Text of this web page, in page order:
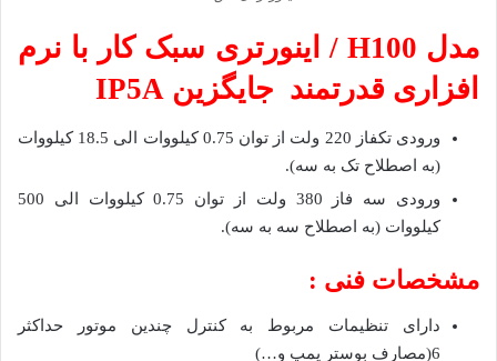
مدل H100 / اینورتری سبک کار با نرم
افزاری قدرتمند جایگزین IP5A
ورودی تکفاز 220 ولت از توان 0.75 کیلووات الی 18.5 کیلووات
(به اصطلاح تک به سه).
ورودی سه فاز 380 ولت از توان 0.75 کیلووات الی 500
کیلووات (به اصطلاح سه به سه).
مشخصات فنی :
دارای تنظیمات مربوط به کنترل چندین موتور حداکثر
6(مصارف بوستر پمپ و…)